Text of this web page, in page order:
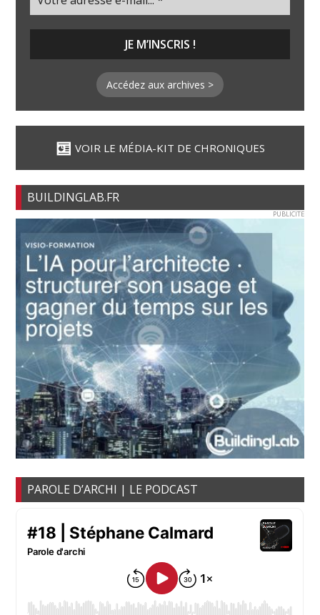
Accédez aux archives >
VOIR LE MÉDIA-KIT DE CHRONIQUES
BUILDINGLAB.FR
PUBLICITE
PAROLE D’ARCHI | LE PODCAST